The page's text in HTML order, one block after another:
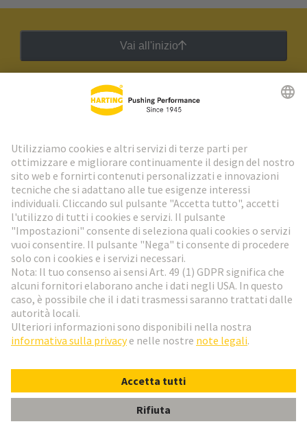
Vai all'inizio
Newsletter HARTING
Vai al registrazione
Social Media
Svizzera Italiano
© HARTING Technology Group
ImprintInformativa sulla privacy